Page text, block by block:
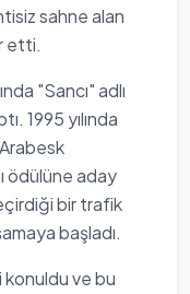
sahne alan
etti.
"Sancı" adlı
1995 yılında
ödülüne aday
bir trafik
başladı.
konuldu ve bu